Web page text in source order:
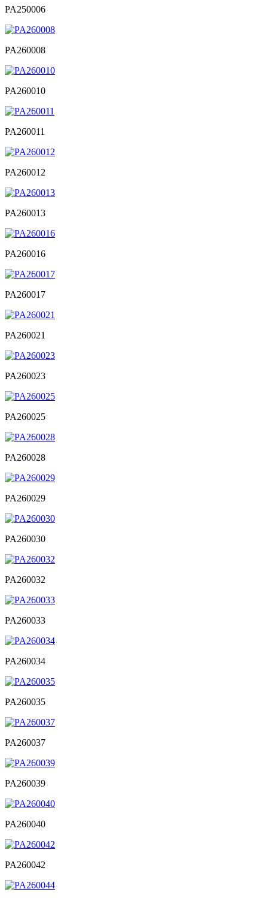
PA250006
PA260008
PA260010
PA260011
PA260012
PA260013
PA260016
PA260017
PA260021
PA260023
PA260025
PA260028
PA260029
PA260030
PA260032
PA260033
PA260034
PA260035
PA260037
PA260039
PA260040
PA260042